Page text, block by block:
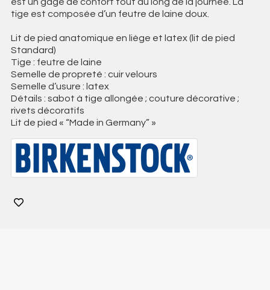
tige est composée d’un feutre de laine doux.
Lit de pied anatomique en liège et latex (lit de pied
Standard)
Tige : feutre de laine
Semelle de propreté : cuir velours
Semelle d’usure : latex
Détails : sabot à tige allongée ; couture décorative ;
rivets décoratifs
Lit de pied « “Made in Germany” »